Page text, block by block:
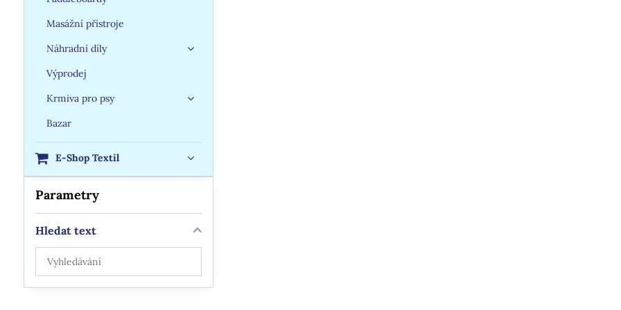
Parametry
Hledat text
Prohledat
výsledky
filtru
Masážní přístroje
Náhradní díly
Výprodej
Krmiva pro psy
Bazar
E-Shop Textil